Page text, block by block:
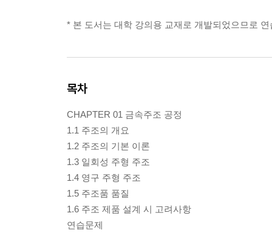
* 본 도서는 대학 강의용 교재로 개발되었으므로
목차
CHAPTER 01 금속주조 공정
1.1 주조의 개요
1.2 주조의 기본 이론
1.3 일회성 주형 주조
1.4 영구 주형 주조
1.5 주조품 품질
1.6 주조 제품 설계 시 고려사항
연습문제